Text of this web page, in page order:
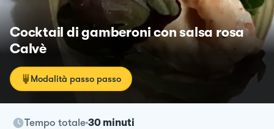
Cocktail di gamberoni con salsa rosa
Calvè
Modalità passo passo
Tempo totale 30 minuti